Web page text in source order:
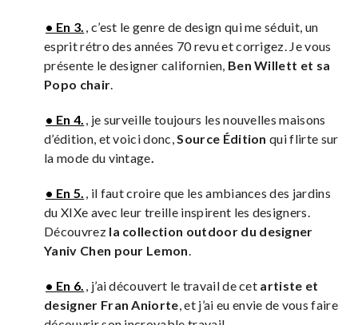
• En 3.
, c’est le genre de design qui me séduit, un
esprit rétro des années 70 revu et corrigez. Je vous
présente le designer californien, Ben Willett et sa
Popo chair
• En 4.
, je surveille toujours les nouvelles maisons
d’édition, et voici donc, Source Édition qui flirte sur
la mode du vintage
• En 5.
, il faut croire que les ambiances des jardins
du XIXe avec leur treille inspirent les designers.
Découvrez la collection outdoor du designer
Yaniv Chen pour Lemon
• En 6. , j’ai découvert le travail de cet artiste et
designer Fran Aniorte , et j’ai eu envie de vous faire